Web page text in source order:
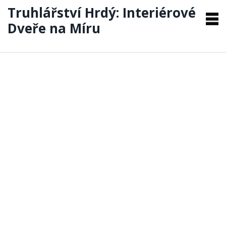
Truhlářství Hrdý: Interiérové
Dveře na Míru